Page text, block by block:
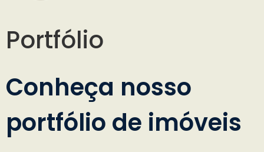
Portfólio
Conheça nosso
portfólio de imóveis